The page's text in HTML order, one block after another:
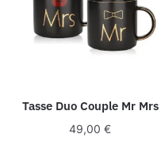
Tasse Duo Couple Mr Mrs
49,00€